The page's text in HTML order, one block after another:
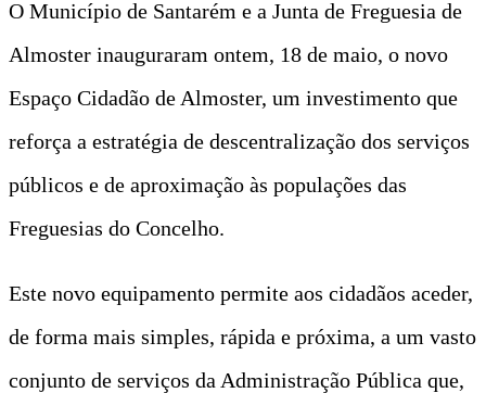
O Município de Santarém e a Junta de Freguesia de
Almoster inauguraram ontem, 18 de maio, o novo
Espaço Cidadão de Almoster, um investimento que
reforça a estratégia de descentralização dos serviços
públicos e de aproximação às populações das
Freguesias do Concelho.
Este novo equipamento permite aos cidadãos aceder,
de forma mais simples, rápida e próxima, a um vasto
conjunto de serviços da Administração Pública que,